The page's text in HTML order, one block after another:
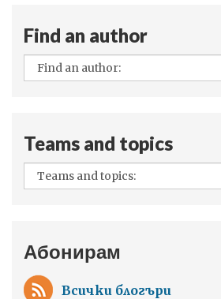
Find an author
Teams and topics
Абонирам
Всички блогъри